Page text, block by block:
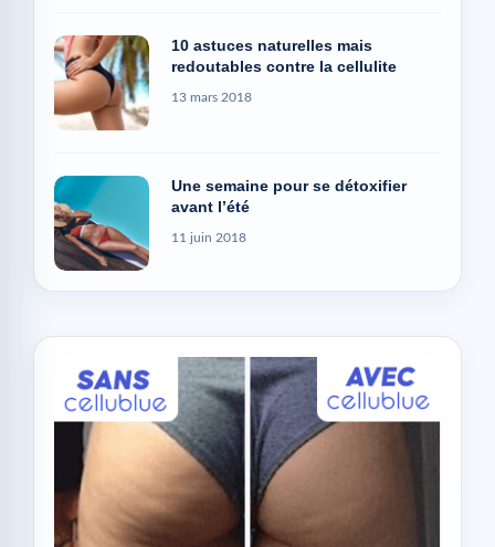
10 astuces naturelles mais
redoutables contre la cellulite
13 mars 2018
Une semaine pour se détoxifier
avant l’été
11 juin 2018